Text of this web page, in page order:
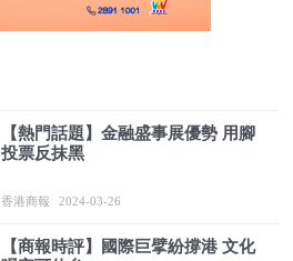
【熱門話題】金融盛事展優勢 用腳
投票反抹黑
香港商報 2024-03-26
【商報時評】國際巨擘紛撐港 文化